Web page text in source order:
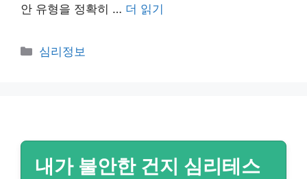
안 유형을 정확히 … 더 읽기
카
심리정보
내가 불안한 건지 심리테스